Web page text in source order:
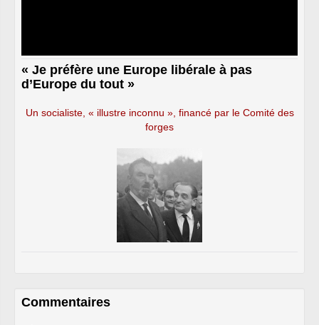
« Je préfère une Europe libérale à pas
d’Europe du tout »
Un socialiste, « illustre inconnu », financé par le Comité des
forges
Commentaires